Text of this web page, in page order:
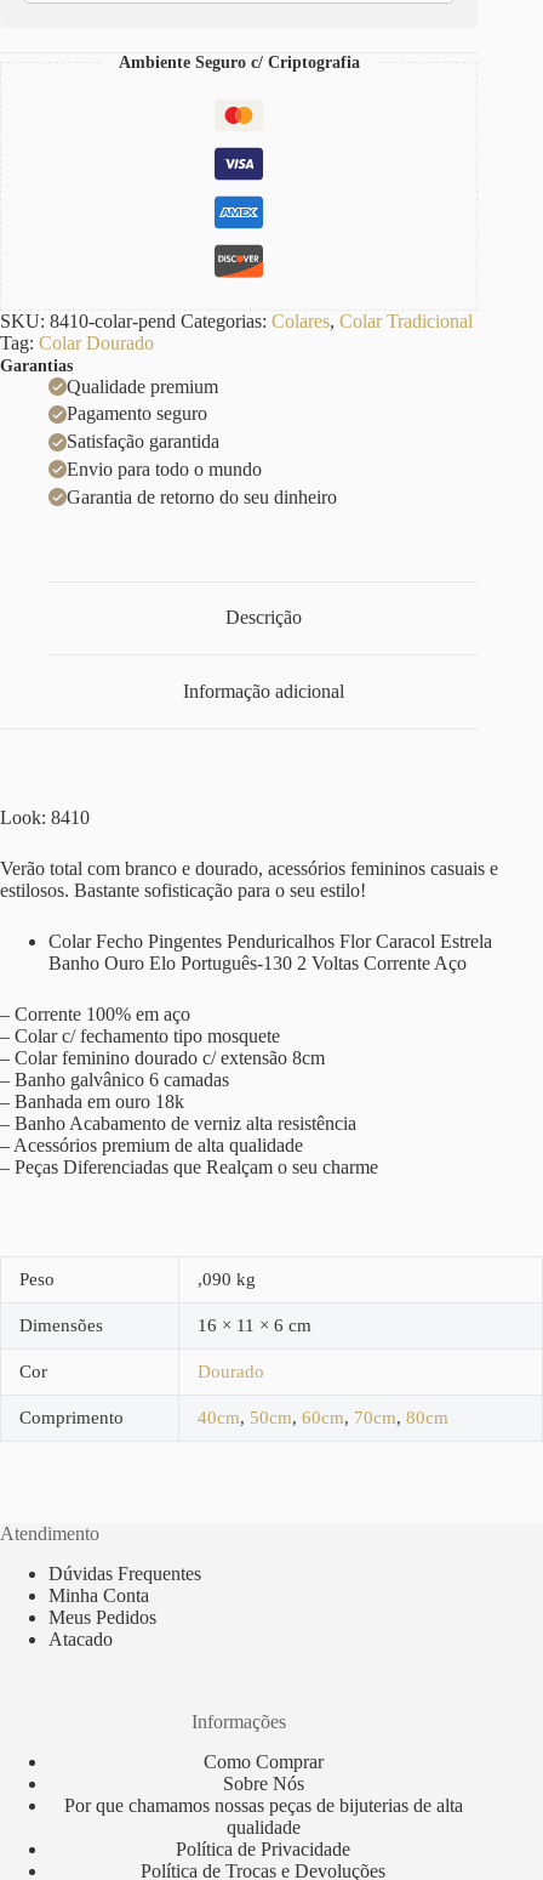
quantidade
Ambiente Seguro c/ Criptografia
SKU: 8410-colar-pend Categorias: Colares, Colar Tradicional
Tag: Colar Dourado
Garantias
Qualidade premium
Pagamento seguro
Satisfação garantida
Envio para todo o mundo
Garantia de retorno do seu dinheiro
Descrição
Informação adicional
Look: 8410
Verão total com branco e dourado, acessórios femininos casuais e
estilosos. Bastante sofisticação para o seu estilo!
Colar Fecho Pingentes Penduricalhos Flor Caracol Estrela
Banho Ouro Elo Português-130 2 Voltas Corrente Aço
– Corrente 100% em aço
– Colar c/ fechamento tipo mosquete
– Colar feminino dourado c/ extensão 8cm
– Banho galvânico 6 camadas
– Banhada em ouro 18k
– Banho Acabamento de verniz alta resistência
– Acessórios premium de alta qualidade
– Peças Diferenciadas que Realçam o seu charme
Peso ,090 kg
Dimensões 16 × 11 × 6 cm
Cor Dourado
Comprimento 40cm, 50cm, 60cm, 70cm, 80cm
Atendimento
Dúvidas Frequentes
Minha Conta
Meus Pedidos
Atacado
Informações
Como Comprar
Sobre Nós
Por que chamamos nossas peças de bijuterias de alta
qualidade
Política de Privacidade
Política de Trocas e Devoluções